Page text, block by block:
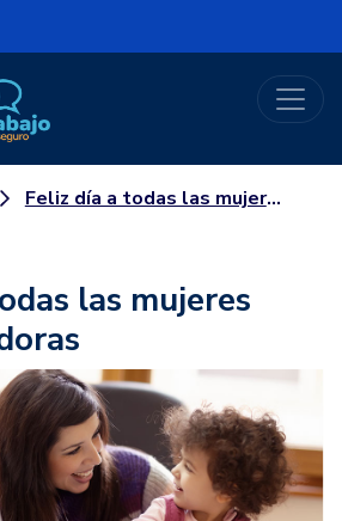
de Colombia
TIC
Feliz día a todas las mujeres teletrabajadoras
las mujeres